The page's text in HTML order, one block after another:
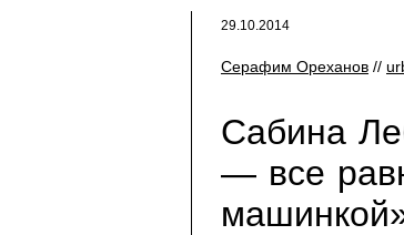
29.10.2014
Серафим Ореханов //
Сабина
— все